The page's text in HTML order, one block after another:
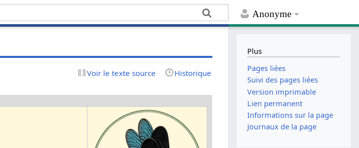
Anonyme
Voir le texte source Historique
Plus
Pages liées
Suivi des pages liées
Version imprimable
Lien permanent
Informations sur la page
Journaux de la page